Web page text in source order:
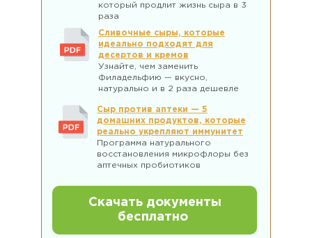
который продлит жизнь сыра в 3
раза
Сливочные сыры, которые
идеально подходят для
десертов и кремов
Узнайте, чем заменить
Филадельфию — вкусно,
натурально и в 2 раза дешевле
Сыр против аптеки — 5
домашних продуктов, которые
реально укрепляют иммунитет
Программа натурального
восстановления микрофлоры без
аптечных пробиотиков
Скачать документы
бесплатно